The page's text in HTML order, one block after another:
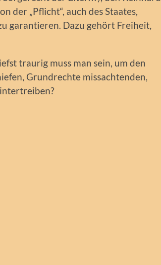
der „Pflicht“, auch des Staates,
garantieren. Dazu gehört Freiheit,
traurig muss man sein, um den
Grundrechte missachtenden,